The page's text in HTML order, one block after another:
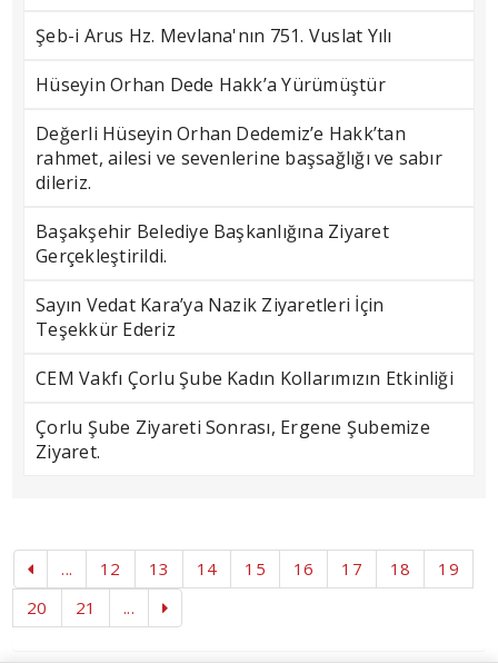
Şeb-i Arus Hz. Mevlana'nın 751. Vuslat Yılı
Hüseyin Orhan Dede Hakk’a Yürümüştür
Değerli Hüseyin Orhan Dedemiz’e Hakk’tan
rahmet, ailesi ve sevenlerine başsağlığı ve sabır
dileriz.
Başakşehir Belediye Başkanlığına Ziyaret
Gerçekleştirildi.
Sayın Vedat Kara’ya Nazik Ziyaretleri İçin
Teşekkür Ederiz
CEM Vakfı Çorlu Şube Kadın Kollarımızın Etkinliği
Çorlu Şube Ziyareti Sonrası, Ergene Şubemize
Ziyaret.
... 12 13 14 15 16 17 18
19
20
21 ...